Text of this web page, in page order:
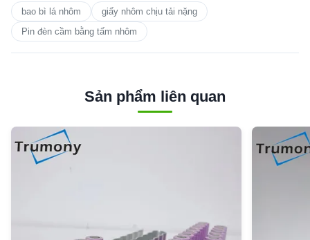
bao bì lá nhôm
giấy nhôm chịu tải nặng
Pin đèn cầm bằng tấm nhôm
Sản phẩm liên quan